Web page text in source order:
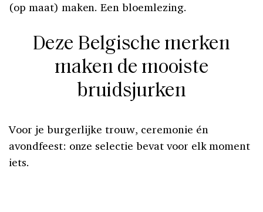
(op maat) maken. Een bloemlezing.
Deze Belgische merken
maken de mooiste
bruidsjurken
Voor je burgerlijke trouw, ceremonie én
avondfeest: onze selectie bevat voor elk moment
iets.